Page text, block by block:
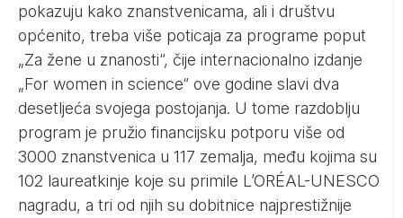
pokazuju kako znanstvenicama, ali i društvu
općenito, treba više poticaja za programe poput
„Za žene u znanosti“, čije internacionalno izdanje
„For women in science“ ove godine slavi dva
desetljeća svojega postojanja. U tome razdoblju
program je pružio financijsku potporu više od
3000 znanstvenica u 117 zemalja, među kojima su
102 laureatkinje koje su primile L’ORÉAL-UNESCO
nagradu, a tri od njih su dobitnice najprestižnije